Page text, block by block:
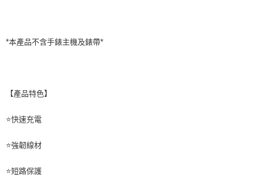
宅配
*本產品不含手錶主機及錶帶*
【產品特色】
⭐快速充電
⭐強韌線材
⭐短路保護